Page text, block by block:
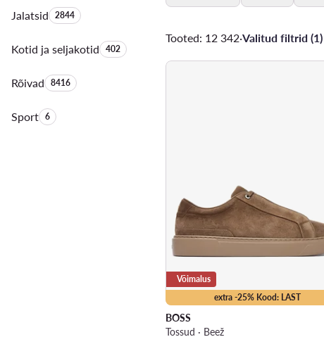
JalatsidToodete arv:
2844
Kotid ja seljakotidToodete arv:
402
RõivadToodete arv:
8416
SportToodete arv:
6
Tooted: 12 342·Valitud filtrid (1)
extra -25% Kood: LAST
Võimalus
BOSS
Tossud · Beež